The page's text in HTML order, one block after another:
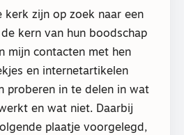
kerk zijn op zoek naar een
kern van hun boodschap
mijn contacten met hen
en internetartikelen
proberen in te delen in wat
en wat niet. Daarbij
plaatje voorgelegd,